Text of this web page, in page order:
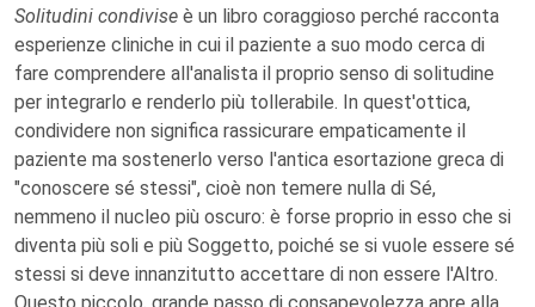
Solitudini condivise è un libro coraggioso perché racconta
esperienze cliniche in cui il paziente a suo modo cerca di
fare comprendere all'analista il proprio senso di solitudine
per integrarlo e renderlo più tollerabile. In quest'ottica,
condividere non significa rassicurare empaticamente il
paziente ma sostenerlo verso l'antica esortazione greca di
"conoscere sé stessi", cioè non temere nulla di Sé,
nemmeno il nucleo più oscuro: è forse proprio in esso che si
diventa più soli e più Soggetto, poiché se si vuole essere sé
stessi si deve innanzitutto accettare di non essere l'Altro.